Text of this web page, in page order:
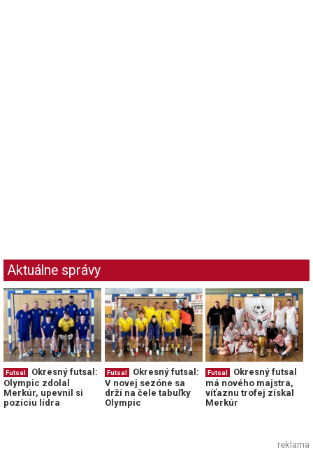
Aktuálne správy
Futsal
Okresný futsal:
Olympic zdolal
Merkúr, upevnil si
pozíciu lídra
Futsal
Okresný futsal:
V novej sezóne sa
drží na čele tabuľky
Olympic
Futsal
Okresný futsal
má nového majstra,
víťaznu trofej získal
Merkúr
reklama